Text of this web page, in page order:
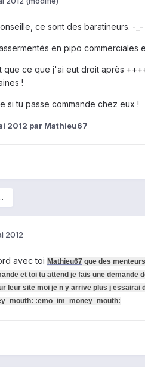
ce sont des baratineurs. -_-
en pipo commerciales
que ce que j'ai eut droit après
!
si tu passe commande chez eux !
2012 par Mathieu67
2012
avec toi Mathieu67 que des
et toi tu attend je fais une demande
leur site moi je n y arrive plus j essairai
:emo_im_money_mouth: